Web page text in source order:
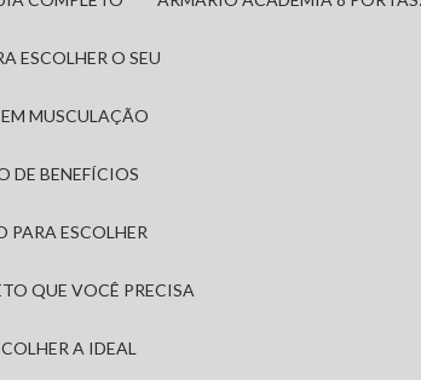
ESCOLHER O SEU
MUSCULAÇÃO
DE BENEFÍCIOS
PARA ESCOLHER
QUE VOCÊ PRECISA
A IDEAL